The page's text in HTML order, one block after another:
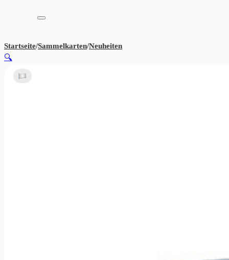
Startseite/Sammelkarten/Neuheiten
🔍